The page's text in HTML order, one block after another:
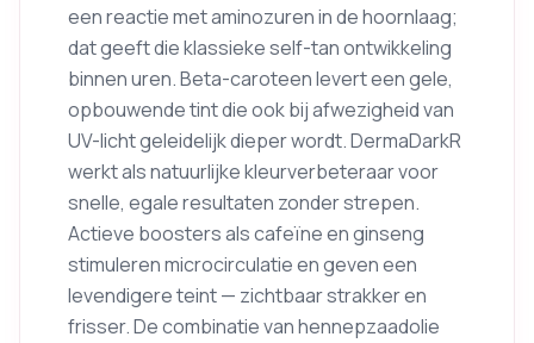
een reactie met aminozuren in de hoornlaag;
dat geeft die klassieke self-tan ontwikkeling
binnen uren. Beta-caroteen levert een gele,
opbouwende tint die ook bij afwezigheid van
UV-licht geleidelijk dieper wordt. DermaDarkR
werkt als natuurlijke kleurverbeteraar voor
snelle, egale resultaten zonder strepen.
Actieve boosters als cafeïne en ginseng
stimuleren microcirculatie en geven een
levendigere teint — zichtbaar strakker en
frisser. De combinatie van hennepzaadolie